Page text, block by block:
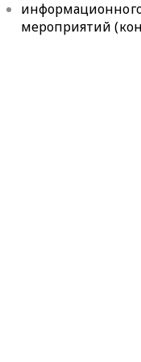
мероприятий